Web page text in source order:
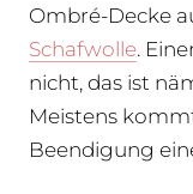
Ombré-Decke
Schafwolle.
nicht, das ist
Meistens
Beendigung